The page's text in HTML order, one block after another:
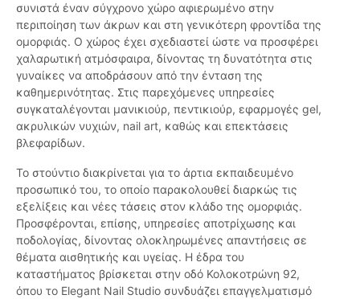
συνιστά έναν σύγχρονο χώρο αφιερωμένο στην
περιποίηση των άκρων και στη γενικότερη φροντίδα της
ομορφιάς. Ο χώρος έχει σχεδιαστεί ώστε να προσφέρει
χαλαρωτική ατμόσφαιρα, δίνοντας τη δυνατότητα στις
γυναίκες να αποδράσουν από την ένταση της
καθημερινότητας. Στις παρεχόμενες υπηρεσίες
συγκαταλέγονται μανικιούρ, πεντικιούρ, εφαρμογές gel,
ακρυλικών νυχιών, nail art, καθώς και επεκτάσεις
βλεφαρίδων.
Το στούντιο διακρίνεται για το άρτια εκπαιδευμένο
προσωπικό του, το οποίο παρακολουθεί διαρκώς τις
εξελίξεις και νέες τάσεις στον κλάδο της ομορφιάς.
Προσφέρονται, επίσης, υπηρεσίες αποτρίχωσης και
ποδολογίας, δίνοντας ολοκληρωμένες απαντήσεις σε
θέματα αισθητικής και υγείας. Η έδρα του
καταστήματος βρίσκεται στην οδό Κολοκοτρώνη 92,
όπου το Elegant Nail Studio συνδυάζει επαγγελματισμό